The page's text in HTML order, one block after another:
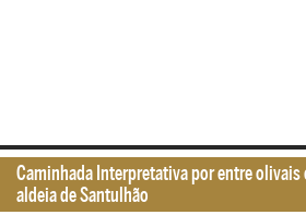
Caminhada Interpretativa por entre olivais e pequenas hortas da
aldeia de Santulhão